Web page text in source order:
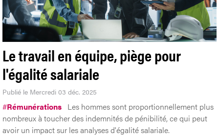
Le travail en équipe, piège pour
l'égalité salariale
Publié le Mercredi 03 déc. 2025
#Rémunérations Les hommes sont proportionnellement plus
nombreux à toucher des indemnités de pénibilité, ce qui peut
avoir un impact sur les analyses d'égalité salariale.